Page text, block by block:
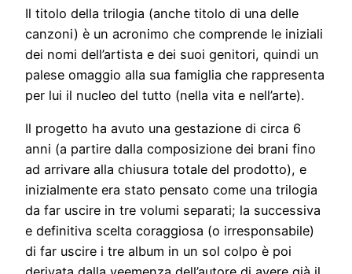
Il titolo della trilogia (anche titolo di una delle
canzoni) è un acronimo che comprende le iniziali
dei nomi dell’artista e dei suoi genitori, quindi un
palese omaggio alla sua famiglia che rappresenta
per lui il nucleo del tutto (nella vita e nell’arte).
Il progetto ha avuto una gestazione di circa 6
anni (a partire dalla composizione dei brani fino
ad arrivare alla chiusura totale del prodotto), e
inizialmente era stato pensato come una trilogia
da far uscire in tre volumi separati; la successiva
e definitiva scelta coraggiosa (o irresponsabile)
di far uscire i tre album in un sol colpo è poi